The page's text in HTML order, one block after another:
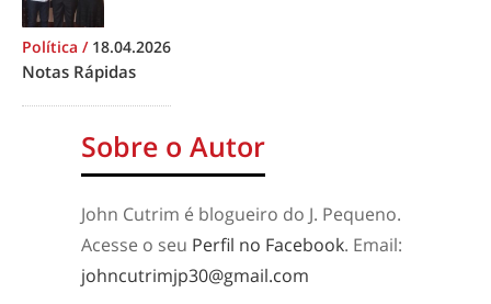
Política / 18.04.2026
Notas Rápidas
Sobre o Autor
John Cutrim é blogueiro do J. Pequeno.
Acesse o seu Perfil no Facebook. Email:
johncutrimjp30@gmail.com